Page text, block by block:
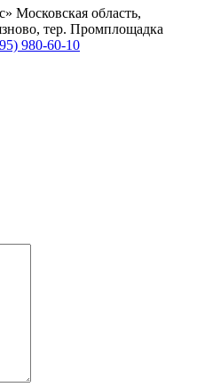
Московская область,
тер. Промплощадка
980-60-10